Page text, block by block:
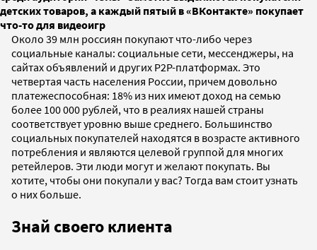
детских товаров, а каждый пятый в «ВКонтакте» покупает
что-то для видеоигр
Около 39 млн россиян покупают что-либо через
социальные каналы: социальные сети, мессенджеры, на
сайтах объявлений и других P2P-платформах. Это
четвертая часть населения России, причем довольно
платежеспособная: 18% из них имеют доход на семью
более 100 000 рублей, что в реалиях нашей страны
соответствует уровню выше среднего. Большинство
социальных покупателей находятся в возрасте активного
потребления и являются целевой группой для многих
ретейлеров. Эти люди могут и желают покупать. Вы
хотите, чтобы они покупали у вас? Тогда вам стоит узнать
о них больше.
Знай своего клиента